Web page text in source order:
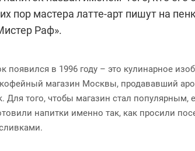
пор мастера латте-арт пишут на
Раф».
появился в 1996 году – это кулинарное
магазин Москвы, продававший
Для того, чтобы магазин стал
напитки именно так, как просили